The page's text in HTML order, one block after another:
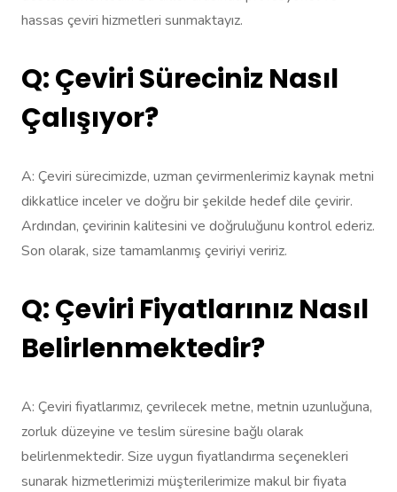
hassas çeviri hizmetleri sunmaktayız.
Q: Çeviri Süreciniz Nasıl
Çalışıyor?
A: Çeviri sürecimizde, uzman çevirmenlerimiz kaynak metni
dikkatlice inceler ve doğru bir şekilde hedef dile çevirir.
Ardından, çevirinin kalitesini ve doğruluğunu kontrol ederiz.
Son olarak, size tamamlanmış çeviriyi veririz.
Q: Çeviri Fiyatlarınız Nasıl
Belirlenmektedir?
A: Çeviri fiyatlarımız, çevrilecek metne, metnin uzunluğuna,
zorluk düzeyine ve teslim süresine bağlı olarak
belirlenmektedir. Size uygun fiyatlandırma seçenekleri
sunarak hizmetlerimizi müşterilerimize makul bir fiyata